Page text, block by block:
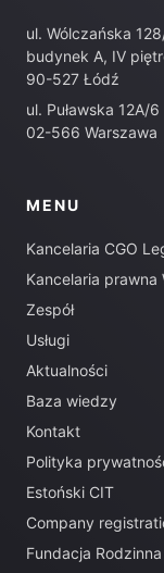
ul. Wólczańska
budynek A, IV
90-527 Łódź
ul. Puławska 12A/6
02-566 Warszawa
MENU
Kancelaria CGO
Kancelaria prawna
Zespół
Usługi
Aktualności
Baza wiedzy
Kontakt
Polityka
Estoński CIT
Company
Fundacja Rodzinna